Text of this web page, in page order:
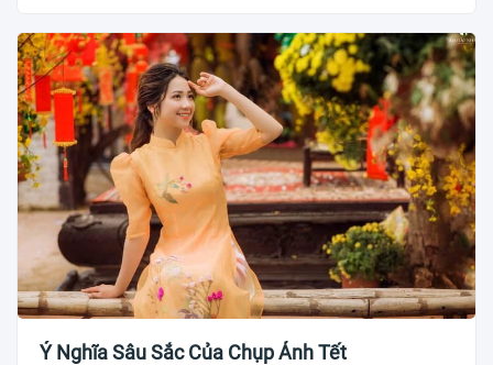
Ý Nghĩa Sâu Sắc Của Chụp Ảnh Tết